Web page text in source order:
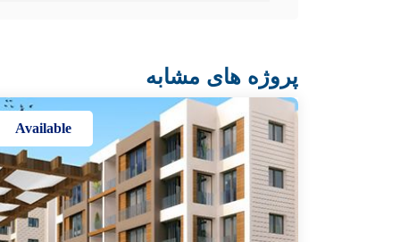
پروژه های مشابه
Available